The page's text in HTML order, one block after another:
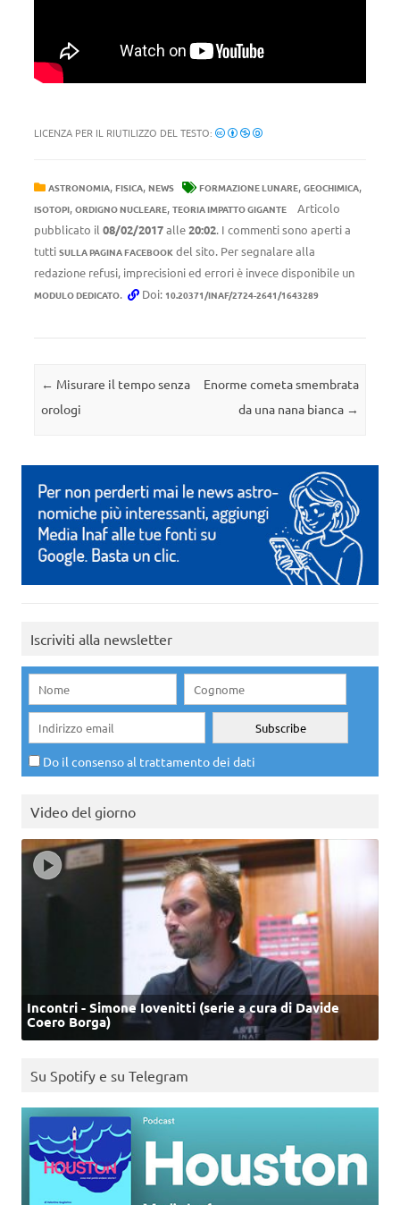
LICENZA PER IL RIUTILIZZO DEL TESTO:
ASTRONOMIA, FISICA, NEWS FORMAZIONE LUNARE, GEOCHIMICA,
ISOTOPI, ORDIGNO NUCLEARE, TEORIA IMPATTO GIGANTE
Articolo
pubblicato il 08/02/2017alle20:02. I commenti sono aperti a
tutti SULLA PAGINA FACEBOOK del sito. Per segnalare alla
redazione refusi, imprecisioni ed errori è invece disponibile un
MODULO DEDICATO. Doi: 10.20371/INAF/2724-2641/1643289
Navigazione articolo
← Misurare il tempo senza
orologi
Enorme cometa smembrata
da una nana bianca →
Iscriviti alla newsletter
Do il consenso al trattamento dei dati
Video del giorno
Incontri - Simone Iovenitti (serie a cura di Davide
Coero Borga)
Su Spotify e su Telegram